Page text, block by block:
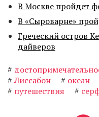
В Москве пройдет
В «Сыроварне»
Греческий остров
дайверов
#
# Лиссабон # океан
# путешествия #